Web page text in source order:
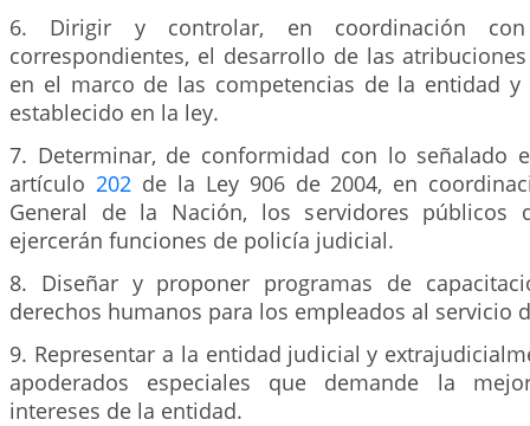
6. Dirigir y controlar, en coordinación
correspondientes, el desarrollo de las
en el marco de las competencias de la entidad
establecido en la ley.
7. Determinar, de conformidad con lo señalado
artículo 202de la Ley 906 de 2004, en
General de la Nación, los servidores públicos
ejercerán funciones de policía judicial.
8. Diseñar y proponer programas de
derechos humanos para los empleados al servicio
9. Representar a la entidad judicial y
apoderados especiales que demande la
intereses de la entidad.